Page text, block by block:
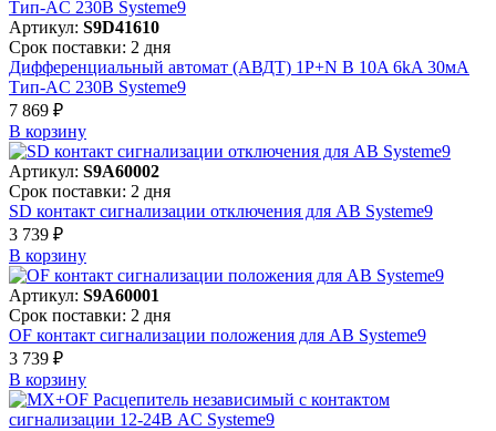
Артикул: S9D41610
Срок поставки: 2 дня
Дифференциальный автомат (АВДТ) 1P+N B 10A 6kA 30мА
Тип-AC 230В Systeme9
7 869 ₽
В корзинy
Артикул: S9A60002
Срок поставки: 2 дня
SD контакт сигнализации отключения для АВ Systeme9
3 739 ₽
В корзинy
Артикул: S9A60001
Срок поставки: 2 дня
OF контакт сигнализации положения для АВ Systeme9
3 739 ₽
В корзинy